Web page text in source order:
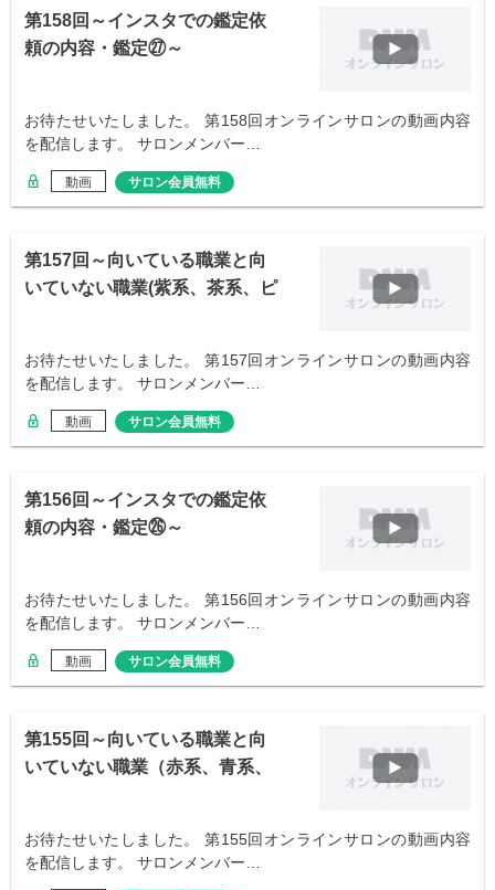
第158回～インスタでの鑑定依
頼の内容・鑑定㉗～
お待たせいたしました。 第158回オンラインサロンの動画内容
を配信します。 サロンメンバー…
動画 サロン会員無料
第157回～向いている職業と向
いていない職業(紫系、茶系、ピ
お待たせいたしました。 第157回オンラインサロンの動画内容
を配信します。 サロンメンバー…
動画 サロン会員無料
第156回～インスタでの鑑定依
頼の内容・鑑定㉖～
お待たせいたしました。 第156回オンラインサロンの動画内容
を配信します。 サロンメンバー…
動画 サロン会員無料
第155回～向いている職業と向
いていない職業（赤系、青系、
お待たせいたしました。 第155回オンラインサロンの動画内容
を配信します。 サロンメンバー…